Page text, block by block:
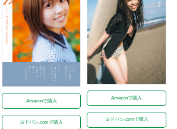
Amazonで購入
ヨドバシ.comで購入
Amazonで購入
ヨドバシ.comで購入